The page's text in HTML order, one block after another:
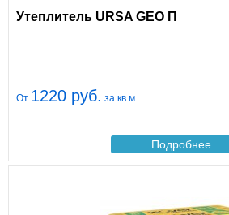
Утеплитель URSA GEO П
От 1220 руб. за кв.м.
Подробнее